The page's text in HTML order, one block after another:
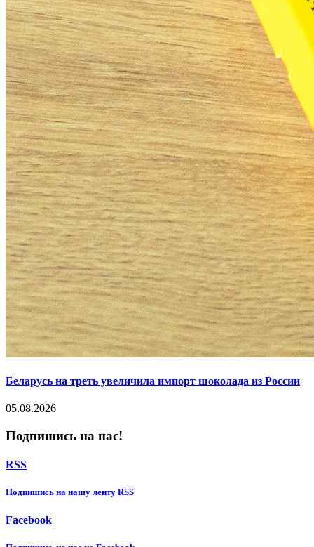
Беларусь на треть увеличила импорт шоколада из России
05.08.2026
Подпишись на нас!
RSS
Подпишиcь на нашу ленту RSS
Facebook